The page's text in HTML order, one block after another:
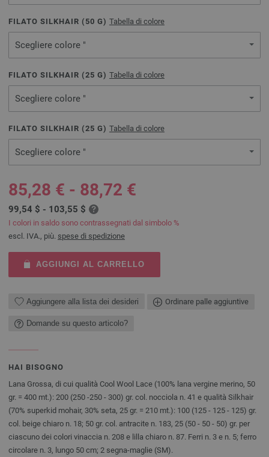
FILATO SILKHAIR ( 50 G) Tabella di colore
Scegliere colore "
FILATO SILKHAIR (25 G) Tabella di colore
Scegliere colore "
FILATO SILKHAIR (25 G) Tabella di colore
Scegliere colore "
85,28 € - 88,72 €
99,54 $ - 103,55 $
I colori in saldo sono contrassegnati dal simbolo %
escl. IVA., più. spese di spedizione
AGGIUNGI AL CARRELLO
Aggiungere alla lista dei desideri Ordinare palle aggiuntive
Domande su questo articolo?
HAI BISOGNO
Lana Grossa, di cui qualità Cool Wool Lace (100% lana vergine merino, 50
gr. = 400 mt.): 200 (250 -250 - 300) gr. col. nocciola n. 41 e qualità Silkhair
(70% superkid mohair, 30% seta, 25 gr. = 210 mt.): 100 (125 - 125 - 125) gr.
col. beige chiaro n. 18; 50 gr. col. antracite n. 183, 25 (50 - 50 - 50) gr. per
ciascuno dei colori vinaccia n. 208 e lilla chiaro n. 87. Ferri n. 3 e n. 5; ferro
circolare n. 3, lungo 50 cm; 2 segna-maglie (SM).